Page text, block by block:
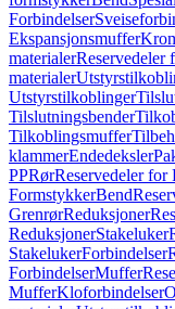
Forbindelser
Ekspansjonsmuffer
materialerReservedeler
materialer
Utstyrstilkoblinger
Tilslutningsbender
Tilkoblingsmuffer
klammerEndedeksler
PPRørReservedeler for
FormstykkerBend
GrenrørReduksjoner
ReduksjonerStakeluker
StakelukerForbindelser
ForbindelserMuffer
MufferKloforbindelser